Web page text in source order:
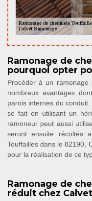
Ramonage de
pourquoi opter
Procéder à un ramonage
nombreux avantages
parois internes du
se fait en utilisant un
ramoneur peut aussi
seront ensuite récoltés
Touffailles dans le 82190,
pour la réalisation de ce
Ramonage de
réduit chez